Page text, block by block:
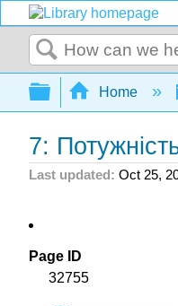
Search
Expand/
Home
7:
Last updated Oct 25,
Page ID
32755